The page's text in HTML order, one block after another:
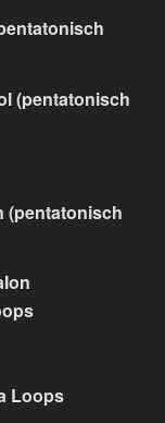
(pentatonisch
(pentatonisch
Loops